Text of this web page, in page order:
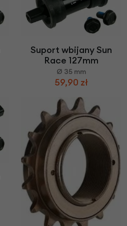
Suport wbijany Sun
Race 127mm
Ø 35 mm
59,90 zł